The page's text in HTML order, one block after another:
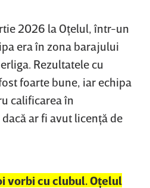
2026 la Oţelul, într-un
era în zona barajului
Rezultatele cu
foarte bune, iar echipa
calificarea în
ar fi avut licenţă de
vorbi cu clubul. Oţelul